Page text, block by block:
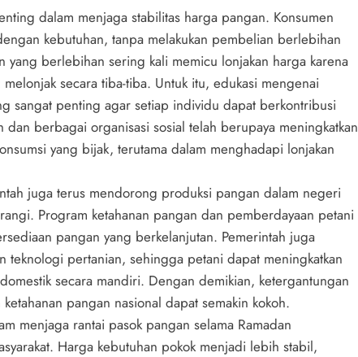
dalam menjaga stabilitas harga pangan. Konsumen
kebutuhan, tanpa melakukan pembelian berlebihan
yang berlebihan sering kali memicu lonjakan harga karena
secara tiba-tiba. Untuk itu, edukasi mengenai
sangat penting agar setiap individu dapat berkontribusi
berbagai organisasi sosial telah berupaya meningkatkan
yang bijak, terutama dalam menghadapi lonjakan
juga terus mendorong produksi pangan dalam negeri
Program ketahanan pangan dan pemberdayaan petani
pangan yang berkelanjutan. Pemerintah juga
pertanian, sehingga petani dapat meningkatkan
secara mandiri. Dengan demikian, ketergantungan
pangan nasional dapat semakin kokoh.
menjaga rantai pasok pangan selama Ramadan
Harga kebutuhan pokok menjadi lebih stabil,